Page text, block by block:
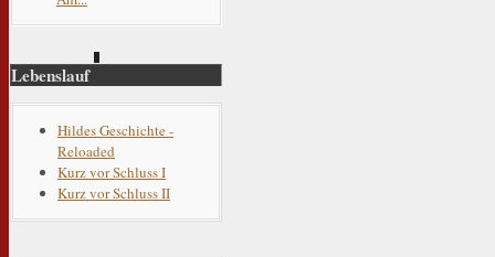
Lebenslauf
Hildes Geschichte -
Reloaded
Kurz vor Schluss I
Kurz vor Schluss II